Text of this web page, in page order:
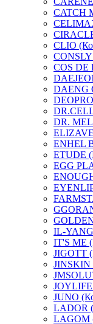
CATCH
CLIO
COS DE
DAENG
DR.
ENHEL
ETUDE
EGG
IL-
IT'S ME
JIGOTT
JINSKIN
JUNO
LADOR
LAGOM